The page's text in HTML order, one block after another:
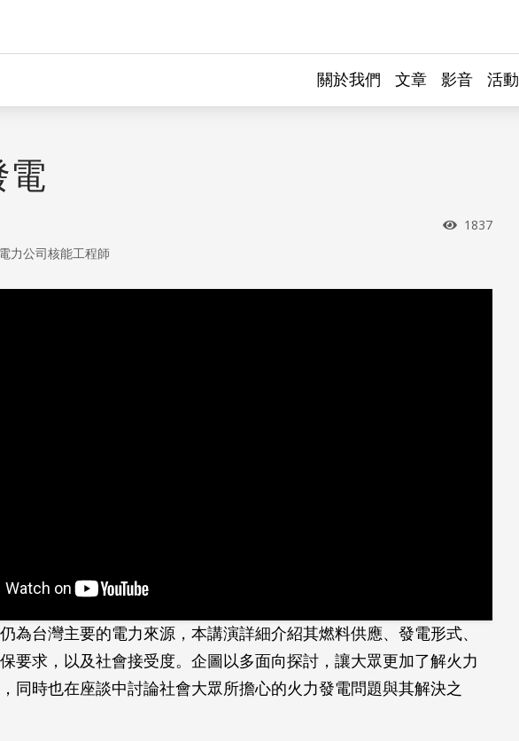
關於我們 文章 影音 活動
電
瀏覽次數
1837
力公司核能工程師
為台灣主要的電力來源，本講演詳細介紹其燃料供應、發電形式、
要求，以及社會接受度。企圖以多面向探討，讓大眾更加了解火力
同時也在座談中討論社會大眾所擔心的火力發電問題與其解決之